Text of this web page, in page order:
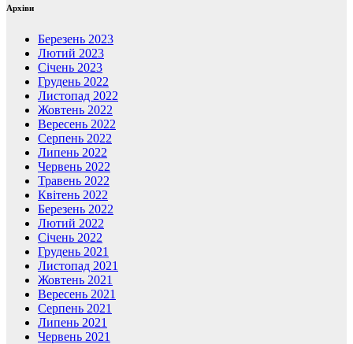
Архіви
Березень 2023
Лютий 2023
Січень 2023
Грудень 2022
Листопад 2022
Жовтень 2022
Вересень 2022
Серпень 2022
Липень 2022
Червень 2022
Травень 2022
Квітень 2022
Березень 2022
Лютий 2022
Січень 2022
Грудень 2021
Листопад 2021
Жовтень 2021
Вересень 2021
Серпень 2021
Липень 2021
Червень 2021